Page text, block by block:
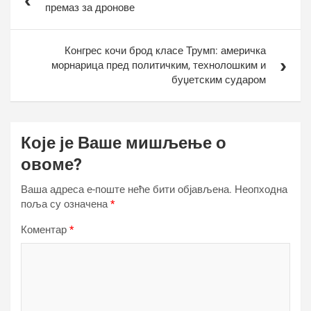
премаз за дронове
Конгрес кочи брод класе Трумп: америчка
морнарица пред политичким, технолошким и
буџетским сударом
Које је Ваше мишљење о
овоме?
Ваша адреса е-поште неће бити објављена. Неопходна
поља су означена*
Коментар *